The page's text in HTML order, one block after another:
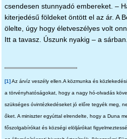
csendesen stunnyadó embereket. –
kiterjedésű földeket öntött el az ár. A
ölelte, úgy hogy életveszélyes volt
Itt a tavasz. Úszunk nyakig – a sárban.
[1] Az árvíz veszély ellen.A közmunka és
a törvényhatóságokat, hogy a nagy hó-olvadás
szükséges óvintézkedéseket jó előre tegyék meg,
őket. A miniszter egyúttal elrendelte, hogy a Duna
főszolgabírókat és községi elöljárókat